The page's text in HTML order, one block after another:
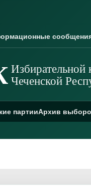
Избирательной
Чеченской
партииАрхив